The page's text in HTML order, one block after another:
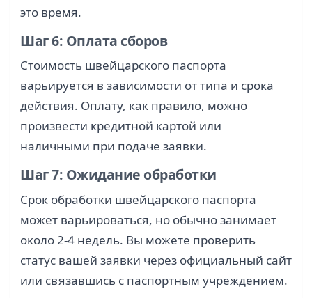
это время.
Шаг 6: Оплата сборов
Стоимость швейцарского паспорта
варьируется в зависимости от типа и срока
действия. Оплату, как правило, можно
произвести кредитной картой или
наличными при подаче заявки.
Шаг 7: Ожидание обработки
Срок обработки швейцарского паспорта
может варьироваться, но обычно занимает
около 2-4 недель. Вы можете проверить
статус вашей заявки через официальный сайт
или связавшись с паспортным учреждением.